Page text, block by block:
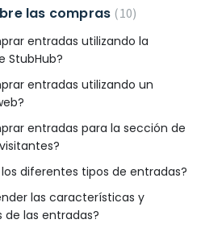
las compras 10
entradas utilizando la
StubHub?
entradas utilizando un
entradas para la sección de
diferentes tipos de entradas?
las características y
de las entradas?